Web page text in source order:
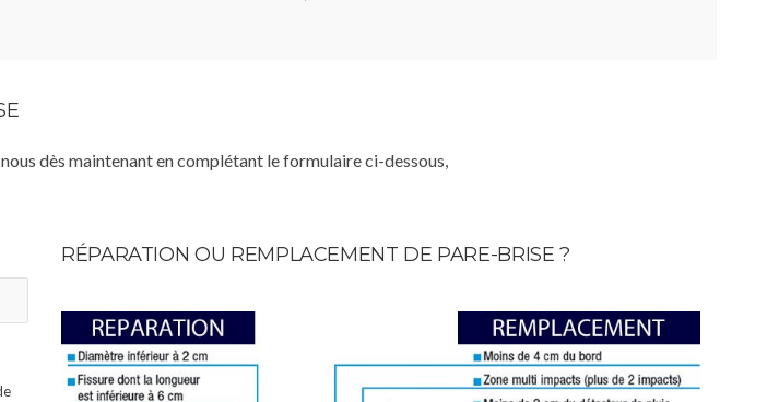
dès maintenant en complétant le formulaire ci-dessous,
RÉPARATION OU REMPLACEMENT DE PARE-BRISE ?